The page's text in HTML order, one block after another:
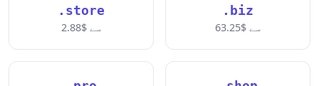
.store
سے $2.88
.biz
سے $63.25